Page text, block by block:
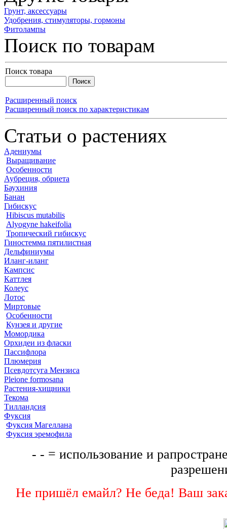
Грунт, аксессуары
Удобрения, стимуляторы, гормоны
Фитолампы
Поиск по товарам
Поиск товара
Расширенный поиск
Расширенный поиск по характеристикам
Статьи о растениях
Адениумы
Выращивание
Особенности
Аубреция, обриета
Баухиния
Банан
Гибискус
Hibiscus mutabilis
Alyogyne hakeifolia
Тропический гибискус
Гиностемма пятилистная
Дельфиниумы
Иланг-иланг
Кампсис
Каттлея
Колеус
Лотос
Миртовые
Особенности
Кунзея и другие
Момордика
Орхидеи из фласки
Пассифлора
Плюмерия
Псевдотсуга Мензиса
Pleione formosana
Растения-хищники
Текома
Тилландсия
Фуксия
Фуксия Магеллана
Фуксия эремофила
- - = использование и
Не пришёл емайл? Не беда! Ваш